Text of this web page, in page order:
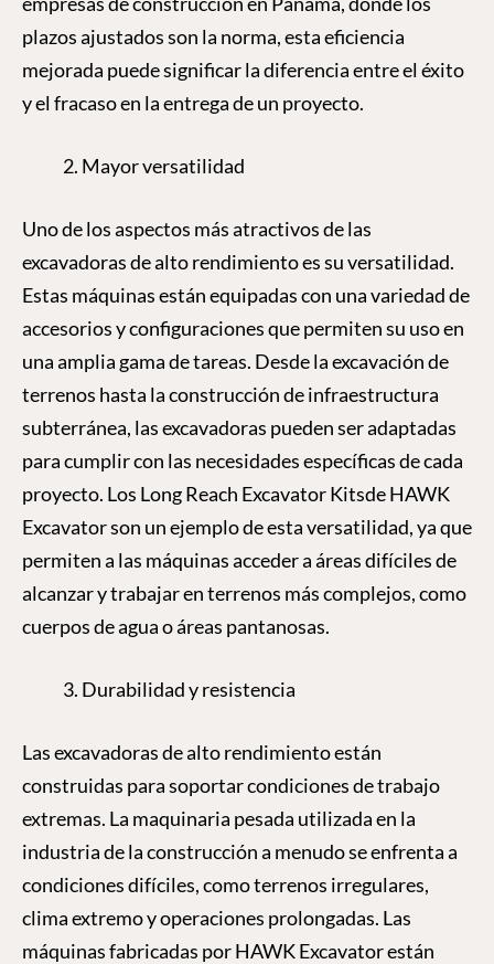
plazos ajustados son la norma, esta eficiencia
mejorada puede significar la diferencia entre el éxito
y el fracaso en la entrega de un proyecto.
Mayor versatilidad
Uno de los aspectos más atractivos de las
excavadoras de alto rendimiento es su versatilidad.
Estas máquinas están equipadas con una variedad de
accesorios y configuraciones que permiten su uso en
una amplia gama de tareas. Desde la excavación de
terrenos hasta la construcción de infraestructura
subterránea, las excavadoras pueden ser adaptadas
para cumplir con las necesidades específicas de cada
proyecto. Los Long Reach Excavator Kitsde HAWK
Excavator son un ejemplo de esta versatilidad, ya que
permiten a las máquinas acceder a áreas difíciles de
alcanzar y trabajar en terrenos más complejos, como
cuerpos de agua o áreas pantanosas.
Durabilidad y resistencia
Las excavadoras de alto rendimiento están
construidas para soportar condiciones de trabajo
extremas. La maquinaria pesada utilizada en la
industria de la construcción a menudo se enfrenta a
condiciones difíciles, como terrenos irregulares,
clima extremo y operaciones prolongadas. Las
máquinas fabricadas por HAWK Excavator están